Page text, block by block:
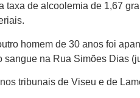
taxa de alcoolemia de 1,67
homem de 30 anos foi
na Rua Simões Dias
tribunais de Viseu e de